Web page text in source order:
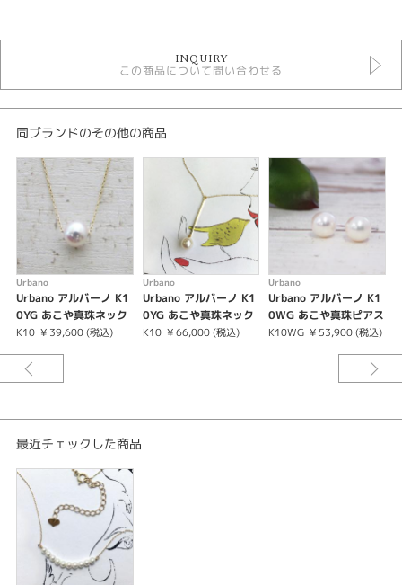
ネックレス
あこや真珠ファッションジュエリー
金種
石種
あこや真珠
カラット
2.5-3mm
紹介文
アコヤ真珠（ホワイトシリーズ）
アコヤ貝から生まれた真珠は貝の中で真珠層が何層も重なり、本物だけが持
り、さらに永くご愛用いただくために真珠層が厚く、真円でキズのない最高
品質の真珠を使用しています。
INQUIRY
この商品について問い合わせる
同ブランドのその他の商品
Urbano
Urbano アルバーノ K1
0YG あこや真珠ネック
レス 7-7.5mm
K10 ¥ 39,600 (税込)
Urbano
Urbano アルバーノ K1
0YG あこや真珠ネック
レス 5.5-6mm
K10 ¥ 66,000 (税込)
Urbano
Urbano アルバーノ K1
0WG あこや真珠ピアス
7-7.5mm
K10WG ¥ 53,900 (税込)
最近チェックした商品